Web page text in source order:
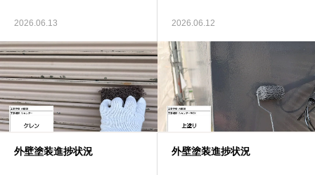
2026.06.13 2026.06.12
外壁塗装進捗状況 外壁塗装進捗状況